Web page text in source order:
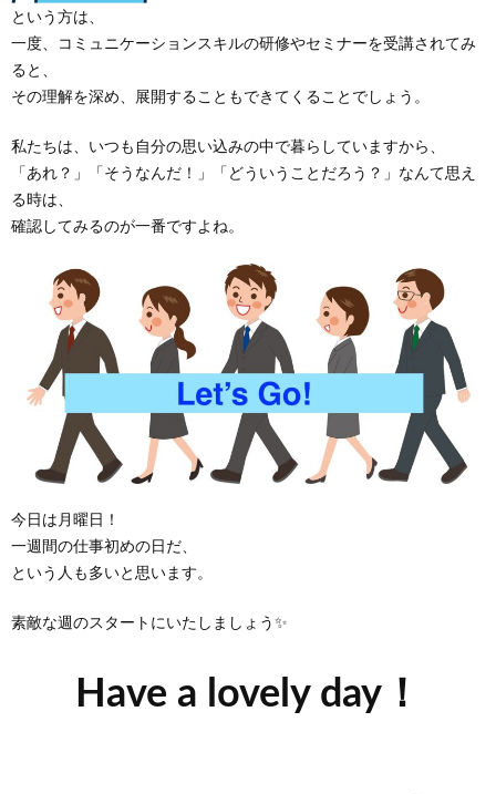
という方は、
一度、コミュニケーションスキルの研修やセミナーを受講されてみ
ると、
その理解を深め、展開することもできてくることでしょう。
私たちは、いつも自分の思い込みの中で暮らしていますから、
「あれ？」「そうなんだ！」「どういうことだろう？」なんて思え
る時は、
確認してみるのが一番ですよね。
今日は月曜日！
一週間の仕事初めの日だ、
という人も多いと思います。
素敵な週のスタートにいたしましょう✨
Have a lovely day！